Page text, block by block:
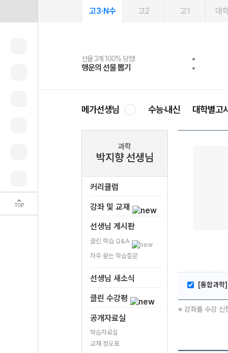
TOP
고3·N수 고2 고1 대
선물 3개 100% 당첨!
행운의 선물 뽑기
선물 100% 증정!
메가스터디 X 올리브
여름방학 스터디 캐시백
메가런 썸머스쿨
2027 러셀 단과
강사 공개선발
스마트러닝앱
설문 EVENT
메가패스
3일 무료 체험권
메가패스 수강생 무료혜택!
메가클럽 멤버십
사회공헌 캠페인
희망이룸 메가나눔
메가선생님 수능·내신 대학별고
과학
박지향 선생님
커리큘럼
강좌 및 교재
선생님 게시판
클린 학습 Q&A
자주 묻는 학습질문
선생님 새소식
클린 수강평
공개자료실
학습자료실
교재 정오표
[통합과학
※ 강좌를 수강 신